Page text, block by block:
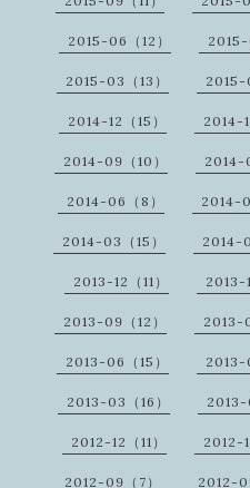
2015-06（12） 2015-
2015-03（13） 2015-
2014-12（15） 2014-
2014-09（10） 2014-
2014-06（8） 2014-
2014-03（15） 2014-
2013-12（11） 2013-
2013-09（12） 2013-
2013-06（15） 2013-
2013-03（16） 2013-
2012-12（11） 2012-
2012-09（7） 2012-